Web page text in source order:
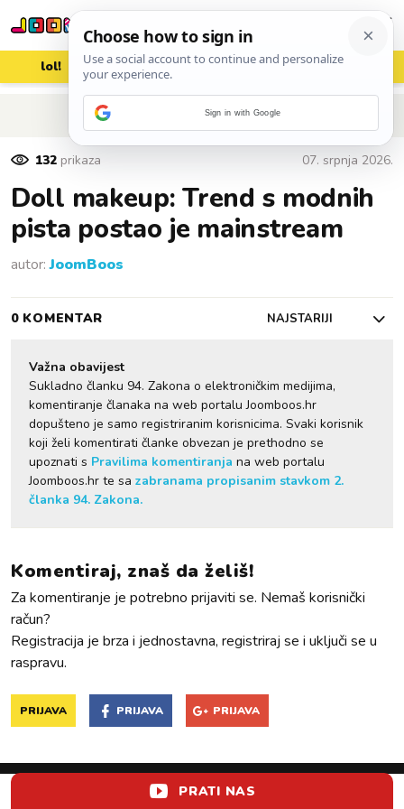
lol! aww vrh! woot?!
POVRATAK NA ČLANAK
132 prikaza 07. srpnja 2026.
Doll makeup: Trend s modnih
pista postao je mainstream
autor:JoomBoos
0 KOMENTAR NAJSTARIJI
Važna obavijest
Sukladno članku 94. Zakona o elektroničkim medijima,
komentiranje članaka na web portalu Joomboos.hr
dopušteno je samo registriranim korisnicima. Svaki korisnik
koji želi komentirati članke obvezan je prethodno se
upoznati s Pravilima komentiranja na web portalu
Joomboos.hr te sa zabranama propisanim stavkom 2.
članka 94. Zakona.
Komentiraj, znaš da želiš!
Za komentiranje je potrebno prijaviti se. Nemaš korisnički
račun?
Registracija je brza i jednostavna, registriraj se i uključi se u
raspravu.
PRIJAVA PRIJAVA PRIJAVA
PRATI NAS
Sign in with Google